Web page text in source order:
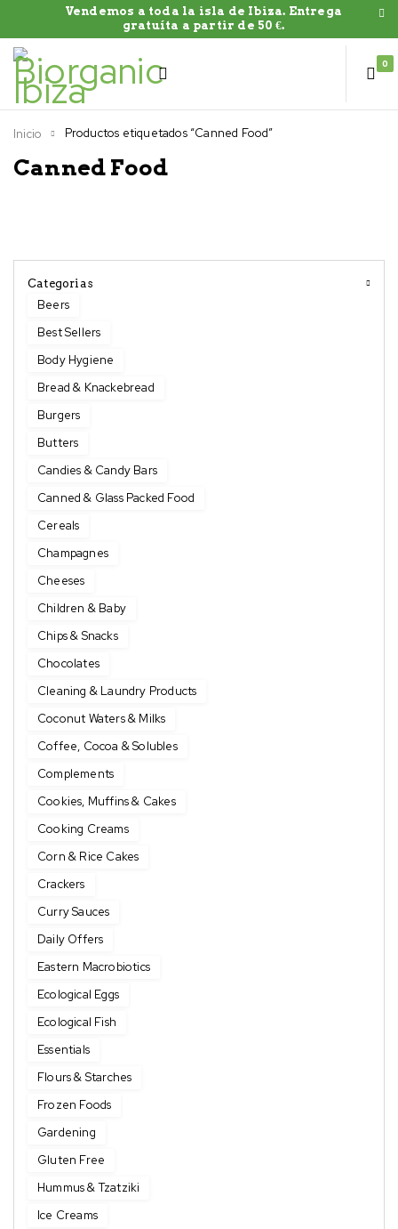
Vendemos a toda la isla de Ibiza. Entrega
gratuíta a partir de 50 €.
0
Canned Food
Inicio Productos etiquetados “Canned Food”
Categorias
Beers
Best Sellers
Body Hygiene
Bread & Knackebread
Burgers
Butters
Candies & Candy Bars
Canned & Glass Packed Food
Cereals
Champagnes
Cheeses
Children & Baby
Chips & Snacks
Chocolates
Cleaning & Laundry Products
Coconut Waters & Milks
Coffee, Cocoa & Solubles
Complements
Cookies, Muffins & Cakes
Cooking Creams
Corn & Rice Cakes
Crackers
Curry Sauces
Daily Offers
Eastern Macrobiotics
Ecological Eggs
Ecological Fish
Essentials
Flours & Starches
Frozen Foods
Gardening
Gluten Free
Hummus & Tzatziki
Ice Creams